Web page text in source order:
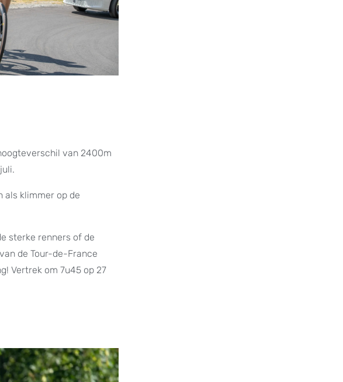
van 2400m
als klimmer op de
sterke renners of de
de Tour-de-France
Vertrek om 7u45 op 27